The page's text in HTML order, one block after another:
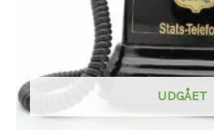
UDGÅET